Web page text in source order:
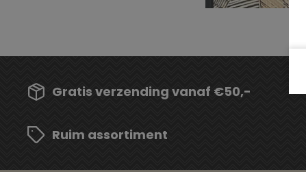
Gratis verzending vanaf €50,-
Ruim assortiment